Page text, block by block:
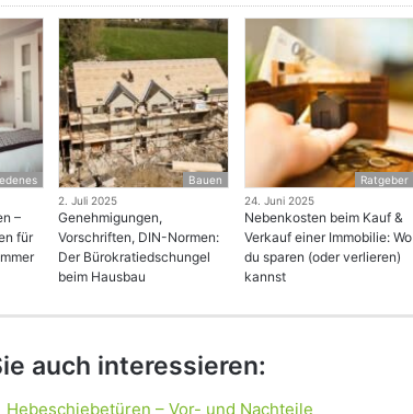
–
für
Bauen
2. Juli 2025
Genehmigungen,
Vorschriften, DIN-Normen:
Der Bürokratiedschungel
beim Hausbau
Ratgeber
24. Juni 2025
Nebenkosten beim Kauf &
Verkauf einer Immobilie: Wo
du sparen (oder verlieren)
kannst
auch interessieren:
Hebeschiebetüren – Vor- und Nachteile